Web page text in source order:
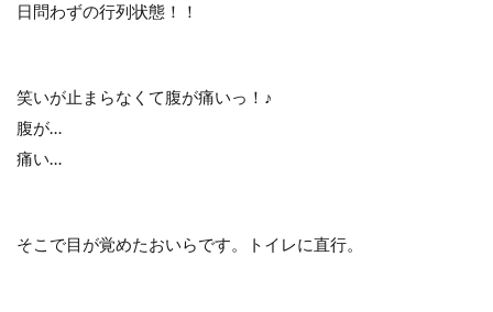
日問わずの行列状態！！
笑いが止まらなくて腹が痛いっ！♪
腹が…
痛い…
そこで目が覚めたおいらです。トイレに直行。